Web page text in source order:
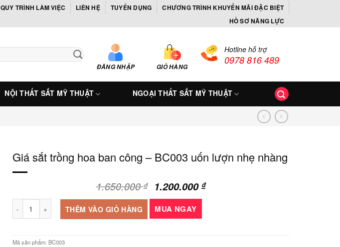
QUY TRÌNH LÀM VIỆC LIÊN HỆ TUYỂN DỤNG
CHƯƠNG TRÌNH KHUYẾN MÃI ĐẶC BIỆT
HỒ SƠ NĂNG LỰC
ĐĂNG NHẬP GIỎ HÀNG
Hotline hỗ trợ
0978 816 489
NỘI THẤT SẮT MỸ THUẬT NGOẠI THẤT SẮT MỸ THUẬT
Giá sắt trồng hoa ban công – BC003 uốn lượn nhẹ nhàng
1.650.000₫ Giá
gốc
là:
1.650.000 ₫.
1.200.000 ₫Giá
Giá sắt trồng hoa ban công - BC003 uốn lượn nhẹ nhàng số lượng
THÊM VÀO GIỎ HÀNG MUA NGAY
Mã sản phẩm: BC003